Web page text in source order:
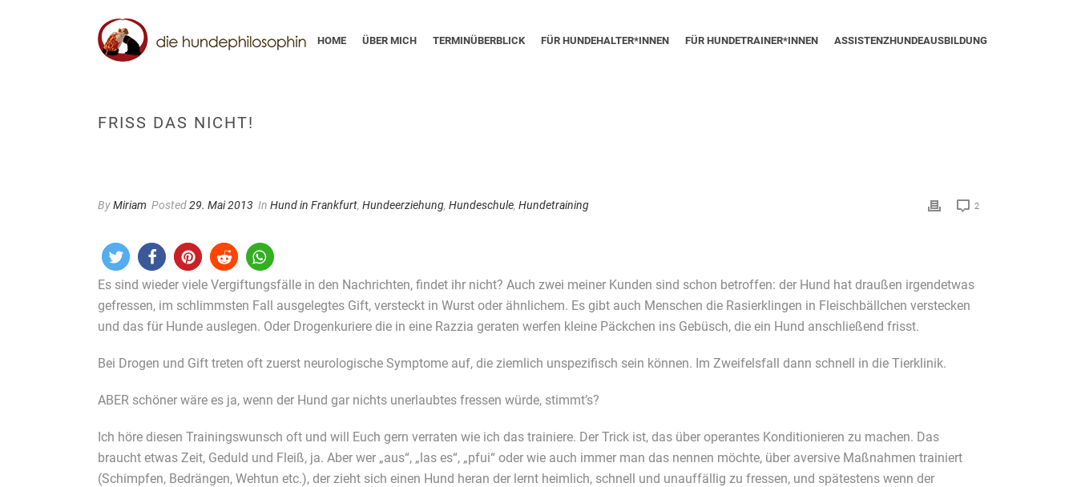
HOME ÜBER MICH TERMINÜBERBLICK FÜR HUNDEHALTER*INNEN FÜR HUNDETRAINER*INNEN ASSISTENZHUNDEAUSBILDUNG
FRISS DAS NICHT!
ByMiriam Posted29. Mai 2013 In Hund in Frankfurt, Hundeerziehung, Hundeschule, Hundetraining 2
Es sind wieder viele Vergiftungsfälle in den Nachrichten, findet ihr nicht? Auch zwei meiner Kunden sind schon betroffen: der Hund hat draußen irgendetwas
gefressen, im schlimmsten Fall ausgelegtes Gift, versteckt in Wurst oder ähnlichem. Es gibt auch Menschen die Rasierklingen in Fleischbällchen verstecken
und das für Hunde auslegen. Oder Drogenkuriere die in eine Razzia geraten werfen kleine Päckchen ins Gebüsch, die ein Hund anschließend frisst.
Bei Drogen und Gift treten oft zuerst neurologische Symptome auf, die ziemlich unspezifisch sein können. Im Zweifelsfall dann schnell in die Tierklinik.
ABER schöner wäre es ja, wenn der Hund gar nichts unerlaubtes fressen würde, stimmt’s?
Ich höre diesen Trainingswunsch oft und will Euch gern verraten wie ich das trainiere. Der Trick ist, das über operantes Konditionieren zu machen. Das
braucht etwas Zeit, Geduld und Fleiß, ja. Aber wer „aus“, „las es“, „pfui“ oder wie auch immer man das nennen möchte, über aversive Maßnahmen trainiert
(Schimpfen, Bedrängen, Wehtun etc.), der zieht sich einen Hund heran der lernt heimlich, schnell und unauffällig zu fressen, und spätestens wenn der